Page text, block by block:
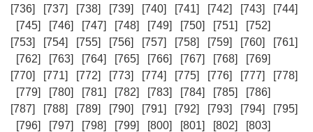
[736]
[737] [738] [739] [740] [741] [742] [743]
[744]
[745]
[746] [747] [748] [749] [750] [751]
[752]
[753]
[754] [755] [756] [757] [758] [759] [760]
[761]
[762]
[763] [764] [765] [766] [767] [768]
[769]
[770]
[771] [772] [773] [774] [775] [776] [777]
[778]
[779]
[780] [781] [782] [783] [784] [785]
[786]
[787]
[788] [789] [790] [791] [792] [793] [794]
[795]
[796]
[797] [798] [799] [800] [801] [802]
[803]